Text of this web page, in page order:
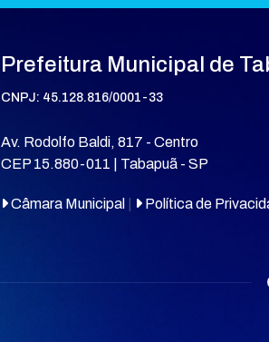
Prefeitura Municipal de
CNPJ: 45.128.816/0001-33
Av. Rodolfo Baldi, 817 - Centro
CEP 15.880-011 | Tabapuã - SP
Câmara Municipal Política de